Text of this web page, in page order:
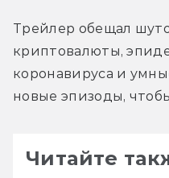
Трейлер обещал
криптовалюты,
коронавируса и
новые эпизоды,
Читайте